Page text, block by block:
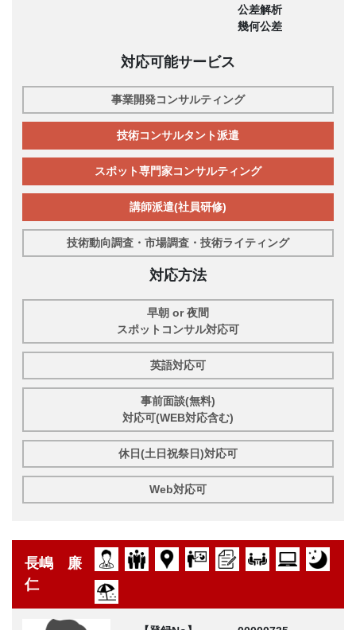
公差解析
幾何公差
対応可能サービス
事業開発コンサルティング
技術コンサルタント派遣
スポット専門家コンサルティング
講師派遣(社員研修)
技術動向調査・市場調査・技術ライティング
対応方法
早朝 or 夜間
スポットコンサル対応可
英語対応可
事前面談(無料)
対応可(WEB対応含む)
休日(土日祝祭日)対応可
Web対応可
長嶋 廉
仁